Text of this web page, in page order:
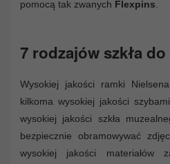
pomocą tak zwanych Flexpins
7 rodzajów szkła
Wysokiej jakości ramki
kilkoma wysokiej jakości
wysokiej jakości szkła
bezpiecznie obramowywać
wysokiej jakości materiałów